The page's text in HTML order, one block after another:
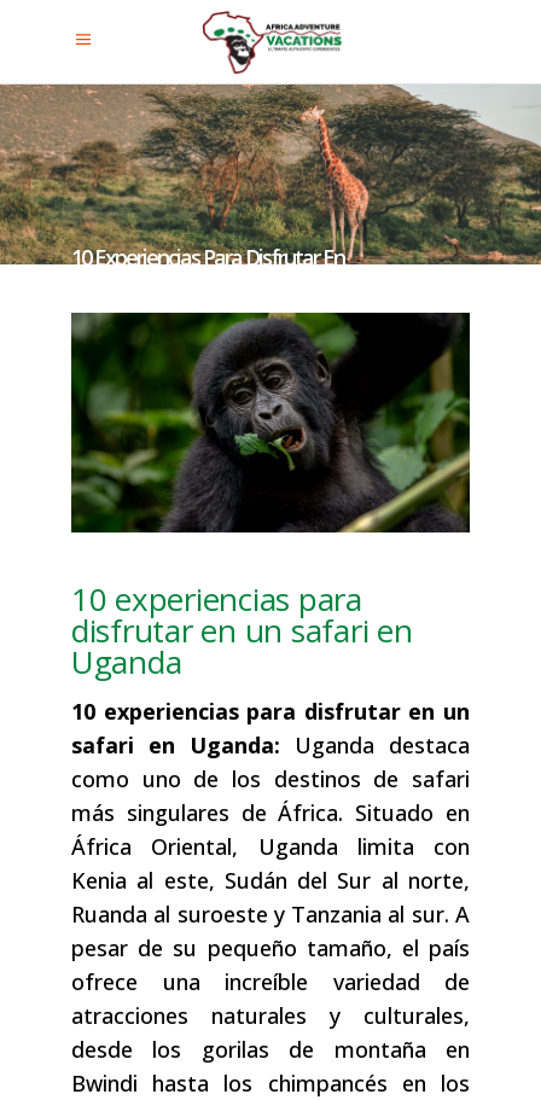
10 Experiencias Para Disfrutar En
Un Safari En Uganda
10 experiencias para
disfrutar en un safari en
Uganda
10 experiencias para disfrutar en un
safari en Uganda: Uganda destaca
como uno de los destinos de safari
más singulares de África. Situado en
África Oriental, Uganda limita con
Kenia al este, Sudán del Sur al norte,
Ruanda al suroeste y Tanzania al sur. A
pesar de su pequeño tamaño, el país
ofrece una increíble variedad de
atracciones naturales y culturales,
desde los gorilas de montaña en
Bwindi hasta los chimpancés en los